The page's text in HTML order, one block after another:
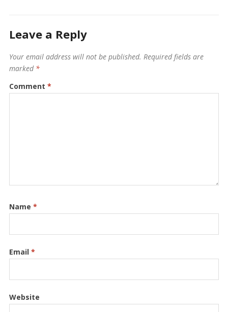
Leave a Reply
Your email address will not be published. Required fields are
marked *
Comment *
Name *
Email *
Website